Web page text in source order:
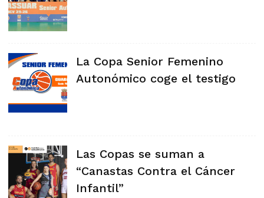
La Copa Senior Femenino
Autonómico coge el testigo
Las Copas se suman a
“Canastas Contra el Cáncer
Infantil”